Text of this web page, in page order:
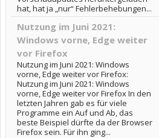
hat, hat ja „nur“ Fehlerbehebungen...
Nutzung im Juni 2021:
Windows vorne, Edge weiter
vor Firefox
Nutzung im Juni 2021: Windows
vorne, Edge weiter vor Firefox:
Nutzung im Juni 2021: Windows
vorne, Edge weiter vor Firefox In den
letzten Jahren gab es für viele
Programme ein Auf und Ab, das
beste Beispiel dürfte da der Browser
Firefox sein. Für ihn ging...